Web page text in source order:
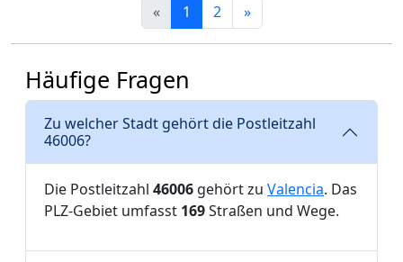
« 1 2 »
Häufige Fragen
Zu welcher Stadt gehört die Postleitzahl
46006?
Die Postleitzahl 46006 gehört zu Valencia. Das
PLZ-Gebiet umfasst 169Straßen und Wege.